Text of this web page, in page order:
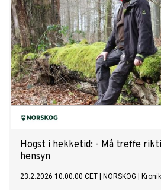
Hogst i hekketid: - Må treffe
hensyn
23.2.2026 10:00:00 CET NORSKOG